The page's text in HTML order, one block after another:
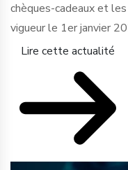
chèques-cadeaux et
vigueur le 1er janvier
Lire cette actualité